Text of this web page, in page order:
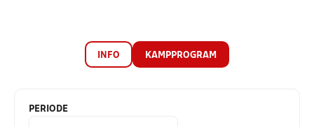
INFO KAMPPROGRAM
PERIODE